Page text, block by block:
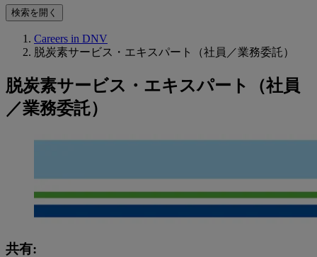
検索を開く
Careers in DNV
脱炭素サービス・エキスパート（社員／業務委託）
脱炭素サービス・エキスパート（社員
／業務委託）
共有: